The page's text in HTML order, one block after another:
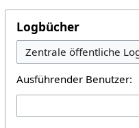
Logbücher
Ausführender Benutzer: